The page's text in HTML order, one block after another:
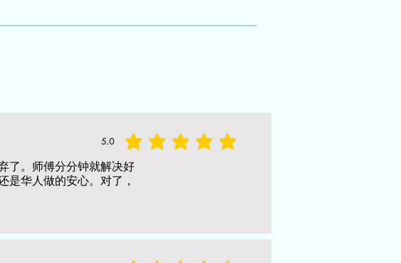
5.0
average rating is 5 out of 5
了。师傅分分钟就解决好
是华人做的安心。对了，